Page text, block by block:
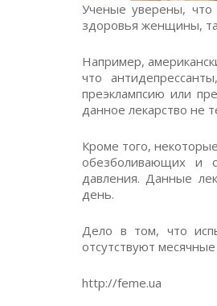
Ученые уверены,
здоровья женщины,
Например,
что
преэклампсию или
данное лекарство не
Кроме того,
обезболивающих и
давления. Данные
день.
Дело в том, что
отсутствуют
http://feme.ua